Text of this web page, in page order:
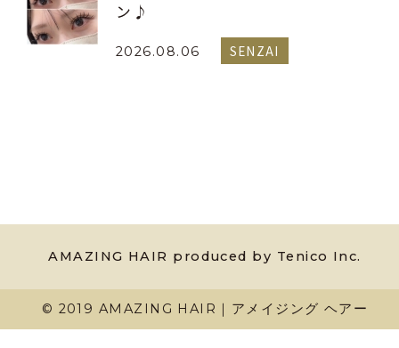
ン♪
2026.08.06 SENZAI
AMAZING HAIR produced by Tenico Inc.
© 2019 AMAZING HAIR｜アメイジング ヘアー